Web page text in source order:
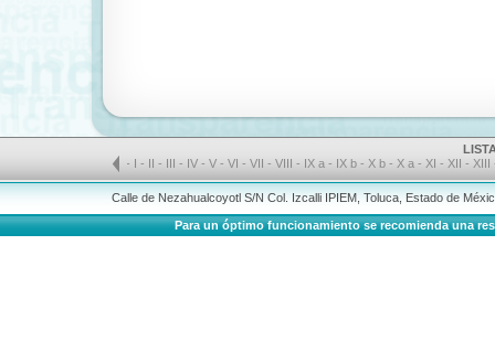
- I- II- III- IV-V-VI-VII-VIII- IX a - IX b - X b - X a - XI- XII- XIII
Calle de Nezahualcoyotl S/N Col. Izcalli IPIEM, Toluca, Estado de
Para un óptimo funcionamiento se recomienda una